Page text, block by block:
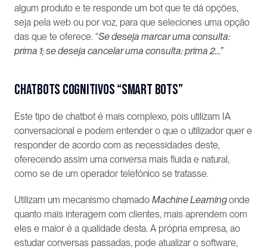
algum produto e te responde um bot que te dá opções,
seja pela web ou por voz, para que seleciones uma opção
das que te oferece. “Se deseja marcar uma consulta:
prima 1; se deseja cancelar uma consulta: prima 2…”
Chatbots cognitivos “smart bots”
Este tipo de chatbot é mais complexo, pois utilizam IA
conversacional e podem entender o que o utilizador quer e
responder de acordo com as necessidades deste,
oferecendo assim uma conversa mais fluida e natural,
como se de um operador telefónico se tratasse.
Utilizam um mecanismo chamado Machine Learning onde
quanto mais interagem com clientes, mais aprendem com
eles e maior é a qualidade desta. A própria empresa, ao
estudar conversas passadas, pode atualizar o software,